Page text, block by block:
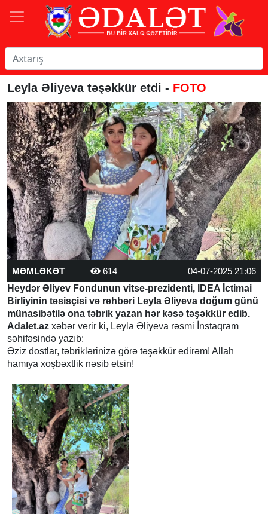
Leyla Əliyeva təşəkkür etdi - FOTO
MƏMLƏKƏT 614
04-07-2025 21:06
Heydər Əliyev Fondunun vitse-prezidenti, IDEA İctimai
Birliyinin təsisçisi və rəhbəri Leyla Əliyeva doğum günü
münasibətilə ona təbrik yazan hər kəsə təşəkkür edib.
Adalet.az xəbər verir ki, Leyla Əliyeva rəsmi İnstaqram
səhifəsində yazıb:
Əziz dostlar, təbriklərinizə görə təşəkkür edirəm! Allah
hamıya xoşbəxtlik nəsib etsin!